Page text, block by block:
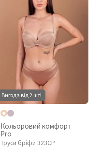
Вигода від 2 шт!
Кольоровий комфорт
Pro
Труси бріфи 323CP